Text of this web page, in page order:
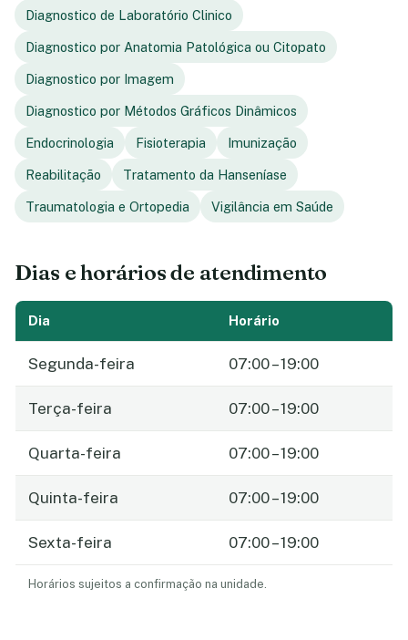
Diagnostico de Laboratório Clinico
Diagnostico por Anatomia Patológica ou Citopato
Diagnostico por Imagem
Diagnostico por Métodos Gráficos Dinâmicos
Endocrinologia Fisioterapia Imunização
Reabilitação Tratamento da Hanseníase
Traumatologia e Ortopedia Vigilância em Saúde
Dias e horários de atendimento
Dia Horário
Segunda-feira 07:00 – 19:00
Terça-feira 07:00 – 19:00
Quarta-feira 07:00 – 19:00
Quinta-feira 07:00 – 19:00
Sexta-feira 07:00 – 19:00
Horários sujeitos a confirmação na unidade.